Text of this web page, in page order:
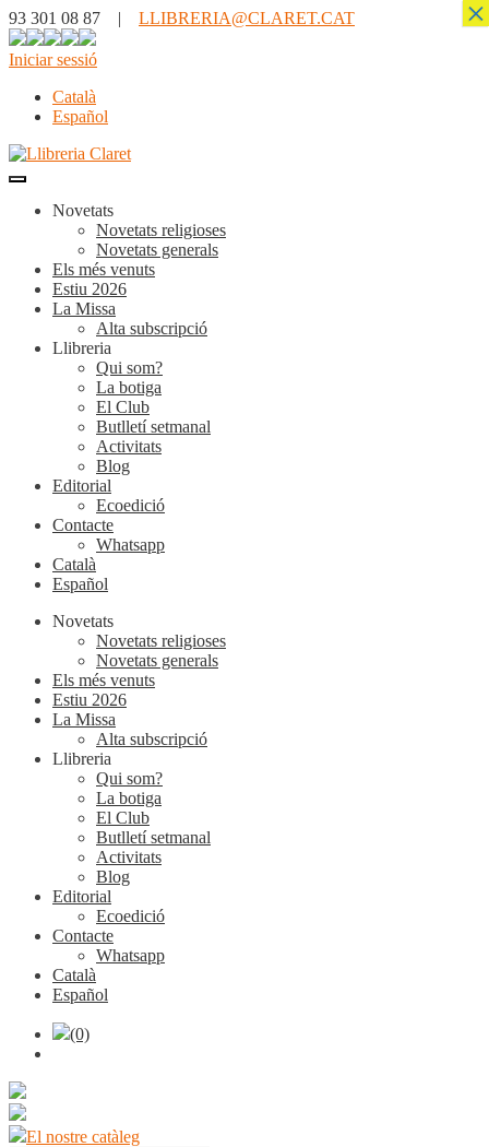
93 301 08 87 | LLIBRERIA@CLARET.CAT
Iniciar sessió
Català
Español
Novetats
Novetats religioses
Novetats generals
Els més venuts
Estiu 2026
La Missa
Alta subscripció
Llibreria
Qui som?
La botiga
El Club
Butlletí setmanal
Activitats
Blog
Editorial
Ecoedició
Contacte
Whatsapp
Català
Español
Novetats
Novetats religioses
Novetats generals
Els més venuts
Estiu 2026
La Missa
Alta subscripció
Llibreria
Qui som?
La botiga
El Club
Butlletí setmanal
Activitats
Blog
Editorial
Ecoedició
Contacte
Whatsapp
Català
Español
(0)
El nostre catàleg
×